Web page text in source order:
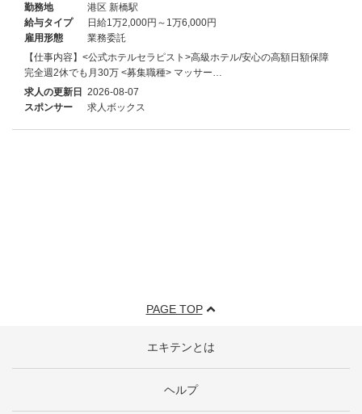
勤務地
港区 新橋駅
給与タイプ
日給1万2,000円～1万6,000円
雇用形態
業務委託
【仕事内容】<公式ホテルセラピスト>高級ホテル/安心の高額日額保障
完全週2休でも月30万 <募集職種> マッサー…
求人の更新日 2026-08-07
スポンサー
求人ボックス
PAGE TOP
エキテンとは
ヘルプ